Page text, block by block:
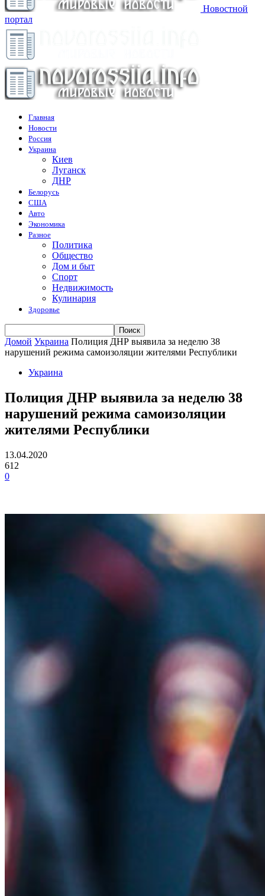
Новостной
портал
Главная
Новости
Россия
Украина
Киев
Луганск
ДНР
Белорусь
США
Авто
Экономика
Разное
Политика
Общество
Дом и быт
Спорт
Недвижимость
Кулинария
Здоровье
Домой Украина Полиция ДНР выявила за неделю 38
нарушений режима самоизоляции жителями Республики
Украина
Полиция ДНР выявила за неделю 38
нарушений режима самоизоляции
жителями Республики
13.04.2020
612
0